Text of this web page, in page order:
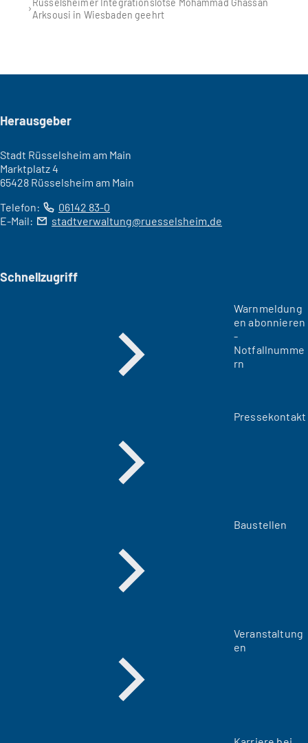
Rüsselsheimer Integrationslotse Mohammad Ghassan
Arksousi in Wiesbaden geehrt
Seitenfuß
Herausgeber
Stadt Rüsselsheim am Main
Marktplatz 4
65428 Rüsselsheim am Main
Telefon:
06142 83-0
E-Mail:
stadtverwaltung ruesselsheim de
Schnellzugriff
Warnmeldung
en abonnieren
-
Notfallnumme
rn
Pressekontakt
Baustellen
Veranstaltung
en